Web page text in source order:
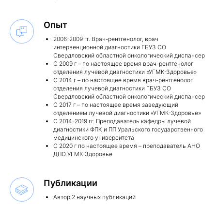
Опыт
2006-2009 гг. Врач-рентгенолог, врач
интервенционной диагностики ГБУЗ СО
Свердловский областной онкологический диспансер
С 2009 г – по настоящее время врач-рентгенолог
отделения лучевой диагностики «УГМК-Здоровье»
С 2014 г – по настоящее время врач-рентгенолог
отделения лучевой диагностики ГБУЗ СО
Свердловский областной онкологический диспансер
С 2017 г – по настоящее время заведующий
отделением лучевой диагностики «УГМК-Здоровье»
С 2014-2019 гг. Преподаватель кафедры лучевой
диагностики ФПК и ПП Уральского государственного
медицинского университета
С 2020 г по настоящее время – преподаватель АНО
ДПО УГМК-Здоровье
Публикации
Автор 2 научных публикаций
Оставьте свои контакты и мы
ответим на все интересующие вас
Нужна помощь?
Номер телефона
согласие на обработку персональных
и соглашаюсьс политикой
конфиденциальности